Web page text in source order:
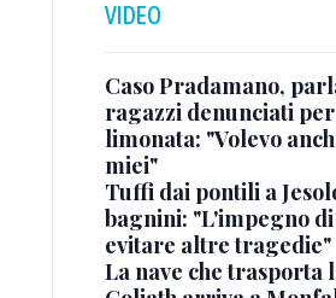
VIDEO
Caso Pradamano,
ragazzi denunciati
limonata: "Volevo
miei"
Tuffi dai pontili a
bagnini: "L'impegno
evitare altre tragedie"
La nave che trasporta